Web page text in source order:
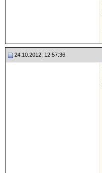
24.10.2012, 12:57:36